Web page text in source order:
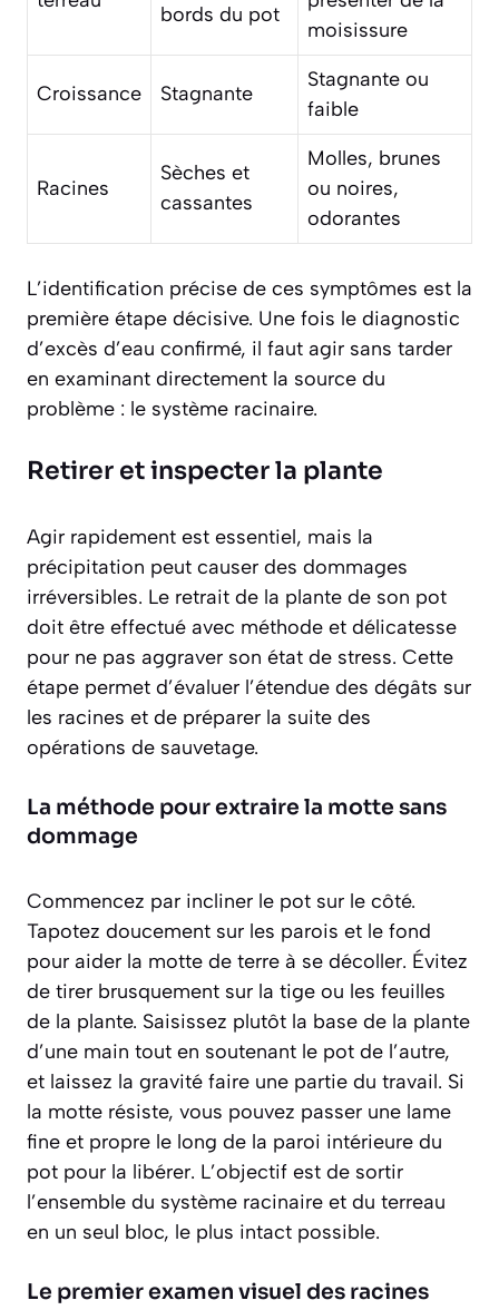
bords du pot
moisissure
Croissance Stagnante
Stagnante ou
faible
Racines
Sèches et
cassantes
Molles, brunes
ou noires,
odorantes
L’identification précise de ces symptômes est la
première étape décisive. Une fois le diagnostic
d’excès d’eau confirmé, il faut agir sans tarder
en examinant directement la source du
problème : le système racinaire.
Retirer et inspecter la plante
Agir rapidement est essentiel, mais la
précipitation peut causer des dommages
irréversibles. Le retrait de la plante de son pot
doit être effectué avec méthode et délicatesse
pour ne pas aggraver son état de stress. Cette
étape permet d’évaluer l’étendue des dégâts sur
les racines et de préparer la suite des
opérations de sauvetage.
La méthode pour extraire la motte sans
dommage
Commencez par incliner le pot sur le côté.
Tapotez doucement sur les parois et le fond
pour aider la motte de terre à se décoller. Évitez
de tirer brusquement sur la tige ou les feuilles
de la plante. Saisissez plutôt la base de la plante
d’une main tout en soutenant le pot de l’autre,
et laissez la gravité faire une partie du travail. Si
la motte résiste, vous pouvez passer une lame
fine et propre le long de la paroi intérieure du
pot pour la libérer. L’objectif est de sortir
l’ensemble du système racinaire et du terreau
en un seul bloc, le plus intact possible.
Le premier examen visuel des racines